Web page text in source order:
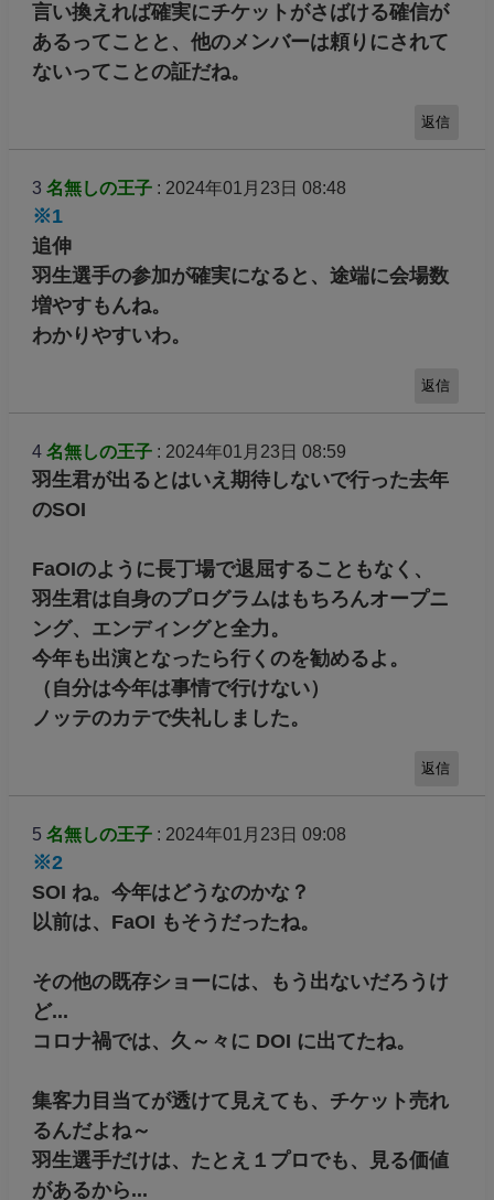
言い換えれば確実にチケットがさばける確信が
あるってことと、他のメンバーは頼りにされて
ないってことの証だね。
返信
3 名無しの王子: 2024年01月23日 08:48
※1
追伸
羽生選手の参加が確実になると、途端に会場数
増やすもんね。
わかりやすいわ。
返信
4 名無しの王子: 2024年01月23日 08:59
羽生君が出るとはいえ期待しないで行った去年
のSOI
FaOIのように長丁場で退屈することもなく、
羽生君は自身のプログラムはもちろんオープニ
ング、エンディングと全力。
今年も出演となったら行くのを勧めるよ。
（自分は今年は事情で行けない）
ノッテのカテで失礼しました。
返信
5 名無しの王子: 2024年01月23日 09:08
※2
SOI ね。今年はどうなのかな？
以前は、FaOI もそうだったね。
その他の既存ショーには、もう出ないだろうけ
ど...
コロナ禍では、久～々に DOI に出てたね。
集客力目当てが透けて見えても、チケット売れ
るんだよね～
羽生選手だけは、たとえ１プロでも、見る価値
があるから...